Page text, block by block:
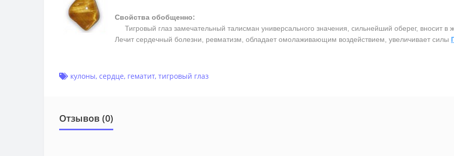
Свойства обобщенно:
Тигровый глаз замечательный талисман универсального значения, сильнейший оберег, вносит в
Лечит сердечный болезни, ревматизм, обладает омолаживающим воздействием, увеличивает силы
кулоны, сердце, гематит, тигровый глаз
Отзывов (0)